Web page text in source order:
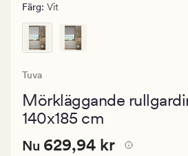
Färg: Vit
Tuva
Mörkläggande
140x185 cm
Nuvarande
Nuvarande pris
Nu 629,94 kr